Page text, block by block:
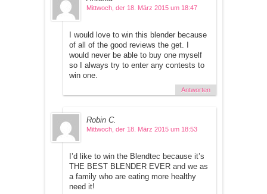
Mittwoch, der 18. März 2015 um 18:47
I would love to win this blender because
of all of the good reviews the get. I
would never be able to buy one myself
so I always try to enter any contests to
win one.
Antworten
Robin C.
Mittwoch, der 18. März 2015 um 18:53
I’d like to win the Blendtec because it’s
THE BEST BLENDER EVER and we as
a family who are eating more healthy
need it!